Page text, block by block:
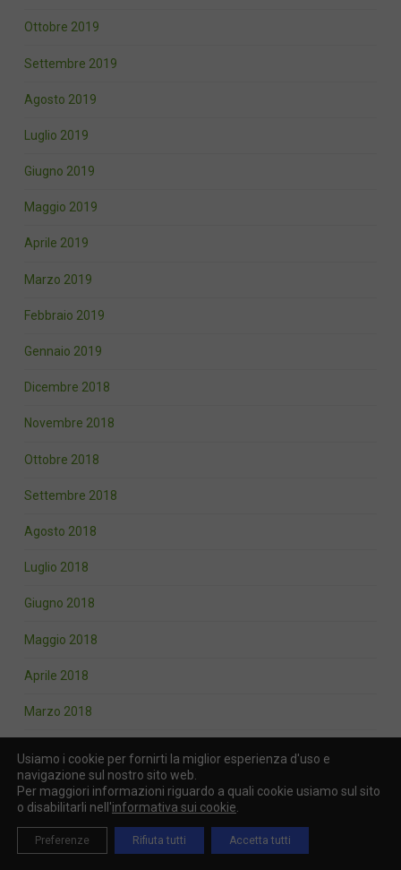
Ottobre 2019
Settembre 2019
Agosto 2019
Luglio 2019
Giugno 2019
Maggio 2019
Aprile 2019
Marzo 2019
Febbraio 2019
Gennaio 2019
Dicembre 2018
Novembre 2018
Ottobre 2018
Settembre 2018
Agosto 2018
Luglio 2018
Giugno 2018
Maggio 2018
Aprile 2018
Marzo 2018
Gennaio 2018
Novembre 2017
Usiamo i cookie per fornirti la miglior esperienza d'uso e
navigazione sul nostro sito web.
Per maggiori informazioni riguardo a quali cookie usiamo sul sito
o disabilitarli nell'informativa sui cookie
Accetta tutti
Rifiuta tutti
Preferenze